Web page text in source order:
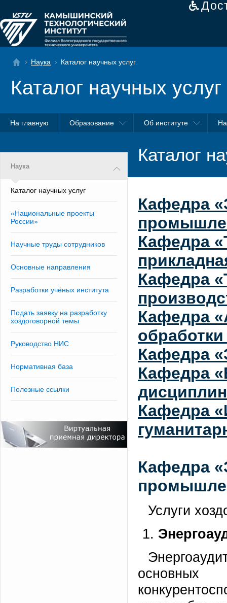
Наука Каталог научных услуг
Каталог научных услуг
На главную Образование Об институте
Наука
Каталог научных услуг
«Национальные проекты
России»
Научные труды сотрудников
Основные направления
Разработки учёных института
Подать заявку на разработку
хоздоговорной темы
Руководство НИС
Нормативная база
Полезные ссылки
Каталог
Кафедра
Кафедра
Кафедра
Кафедра
Кафедра
Кафедра
Кафедра
Кафедра
Услуги
основных